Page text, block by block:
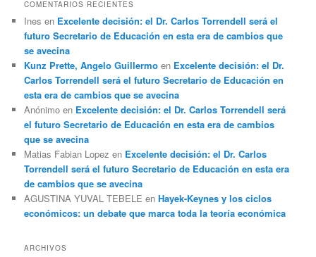
COMENTARIOS RECIENTES
Ines en Excelente decisión: el Dr. Carlos Torrendell será el
futuro Secretario de Educación en esta era de cambios que
se avecina
Kunz Prette, Angelo Guillermo en Excelente decisión: el Dr.
Carlos Torrendell será el futuro Secretario de Educación en
esta era de cambios que se avecina
Anónimo en Excelente decisión: el Dr. Carlos Torrendell será
el futuro Secretario de Educación en esta era de cambios
que se avecina
Matias Fabian Lopez en Excelente decisión: el Dr. Carlos
Torrendell será el futuro Secretario de Educación en esta era
de cambios que se avecina
AGUSTINA YUVAL TEBELE enHayek-Keynes y los ciclos
económicos: un debate que marca toda la teoría económica
ARCHIVOS